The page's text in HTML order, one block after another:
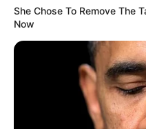
She Chose To Remove The
Now